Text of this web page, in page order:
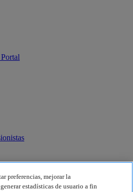
preferencias, mejorar la
estadísticas de usuario a fin